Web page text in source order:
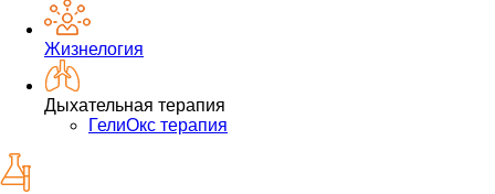
Жизнелогия
Дыхательная терапия
ГелиОкс терапия